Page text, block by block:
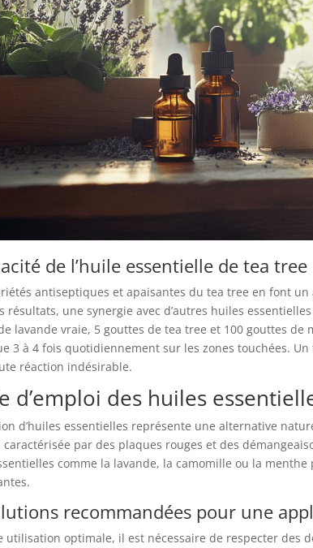
de l’huile essentielle de tea tree
antiseptiques et apaisantes du tea tree en font
résultats, une synergie avec d’autres huiles
lavande vraie, 5 gouttes de tea tree et 100 gouttes
3 à 4 fois quotidiennement sur les zones touchées.
réaction indésirable.
d’emploi des huiles
d’huiles essentielles représente une alternative
caractérisée par des plaques rouges et des
comme la lavande, la camomille ou la
recommandées pour une
utilisation optimale, il est nécessaire de respecter des